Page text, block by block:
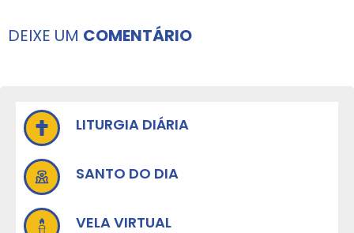
DEIXE UM COMENTÁRIO
LITURGIA DIÁRIA
SANTO DO DIA
VELA VIRTUAL